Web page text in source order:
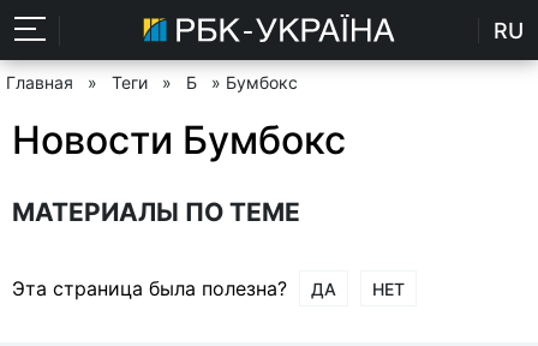
RU
Главная » Теги » Б » Бумбокс
Новости Бумбокс
МАТЕРИАЛЫ ПО ТЕМЕ
Эта страница была полезна? ДА НЕТ